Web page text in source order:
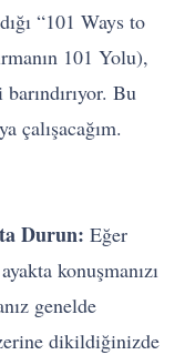
“101 Ways to
101 Yolu),
Bu
çalışacağım.
Durun:Eğer
konuşmanızı
genelde
dikildiğinizde